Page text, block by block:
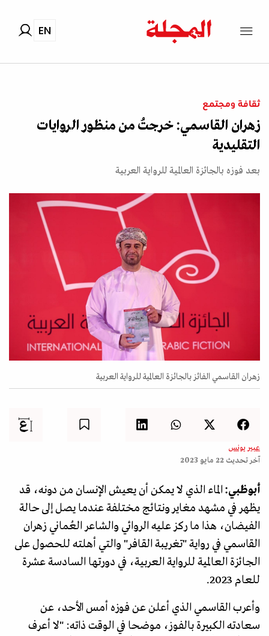
EN
ثقافة ومجتمع
زهران القاسمي: خرجتُ من منظور الروايات
التقليدية
بعد فوزه بالجائزة العالمية للرواية العربية
زهران القاسمي الفائز بالجائزة العالمية للرواية العربية
عبير يونس
آخر تحديث 22 مايو 2023
أبوظبي: الماء الذي لا يمكن أن يعيش الإنسان من دونه، قد
يظهر في مشهد مغاير ونتائج مختلفة عندما يصل إلى حالة
الفيضان، هذا ما ركز عليه الروائي والشاعر العُماني زهران
القاسمي في رواية "تغريبة القافر" والتي أهلته للحصول على
الجائزة العالمية للرواية العربية، في دورتها السادسة عشرة
للعام 2023.
وأعرب القاسمي الذي أعلن عن فوزه أمس الأحد، عن
سعادته الكبيرة بالفوز، موضحا في الوقت ذاته: "لا أعرف